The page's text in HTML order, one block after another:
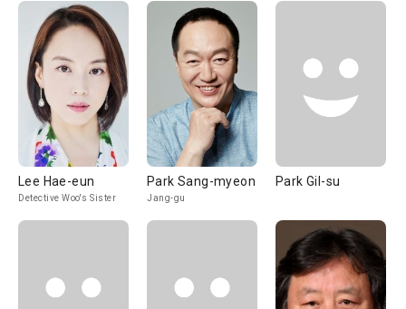
Lee Hae-eun
Detective Woo's Sister
Park Sang-myeon
Jang-gu
Park Gil-su